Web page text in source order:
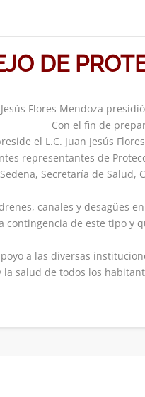
DE
Flores Mendoza
Con el fin de
el L.C. Juan Jesús
representantes de
Secretaría de Salud,
canales y desagües
de este tipo y
a las diversas
salud de todos los